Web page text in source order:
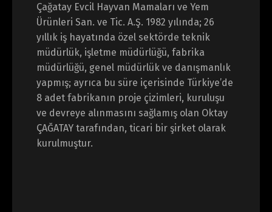
Çağatay Evcil Hayvan Mamaları ve Yem
Ürünleri San. ve Tic. A.Ş. 1982 yılında; 26
yıllık iş hayatında özel sektörde teknik
müdürlük, işletme müdürlüğü, fabrika
müdürlüğü, genel müdürlük ve danışmanlık
yapmış; ayrıca bu süre içerisinde Türkiye’de
8 adet fabrikanın proje çizimleri, kuruluşu
ve devreye alınmasını sağlamış olan Oktay
ÇAĞATAY tarafından, ticari bir şirket olarak
kurulmuştur.